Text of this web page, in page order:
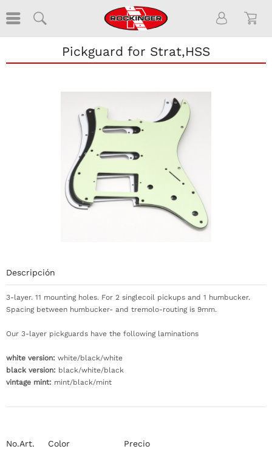
Pickguard for Strat,HSS
No.Art. Color Precio
Descripción
3-layer. 11 mounting holes. For 2 singlecoil pickups and 1 humbucker.
Spacing between humbucker- and tremolo-routing is 9mm.
Our 3-layer pickguards have the following laminations
white version: white/black/white
black version: black/white/black
vintage mint: mint/black/mint